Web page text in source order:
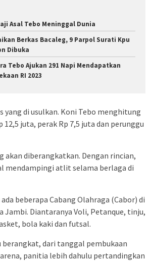
Asal Tebo Meninggal Dunia
Berkas Bacaleg, 9 Parpol Surati Kpu
Dibuka
Tebo Ajukan 291 Napi Mendapatkan
RI 2023
yang di usulkan. Koni Tebo menghitung
12,5 juta, perak Rp 7,5 juta dan perunggu
akan diberangkatkan. Dengan rincian,
mendampingi atlit selama berlaga di
beberapa Cabang Olahraga (Cabor) di
Jambi. Diantaranya Voli, Petanque, tinju,
bola kaki dan futsal.
berangkat, dari tanggal pembukaan
panitia lebih dahulu pertandingkan